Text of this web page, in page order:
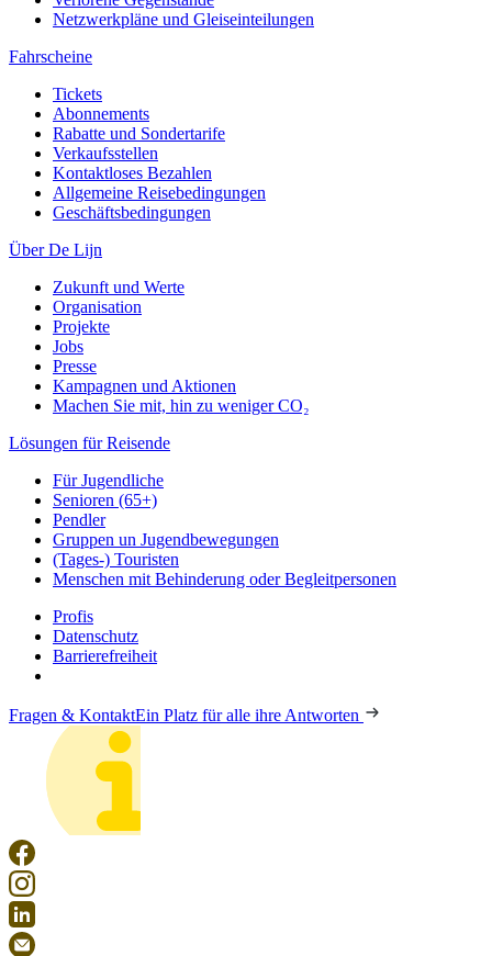
Netzwerkpläne und Gleiseinteilungen
Fahrscheine
Tickets
Abonnements
Rabatte und Sondertarife
Verkaufsstellen
Kontaktloses Bezahlen
Allgemeine Reisebedingungen
Geschäftsbedingungen
Über De Lijn
Zukunft und Werte
Organisation
Projekte
Jobs
Presse
Kampagnen und Aktionen
Machen Sie mit, hin zu weniger CO₂
Lösungen für Reisende
Für Jugendliche
Senioren (65+)
Pendler
Gruppen un Jugendbewegungen
(Tages-) Touristen
Menschen mit Behinderung oder Begleitpersonen
Profis
Datenschutz
Barrierefreiheit
Fragen & KontaktEin Platz für alle ihre Antworten